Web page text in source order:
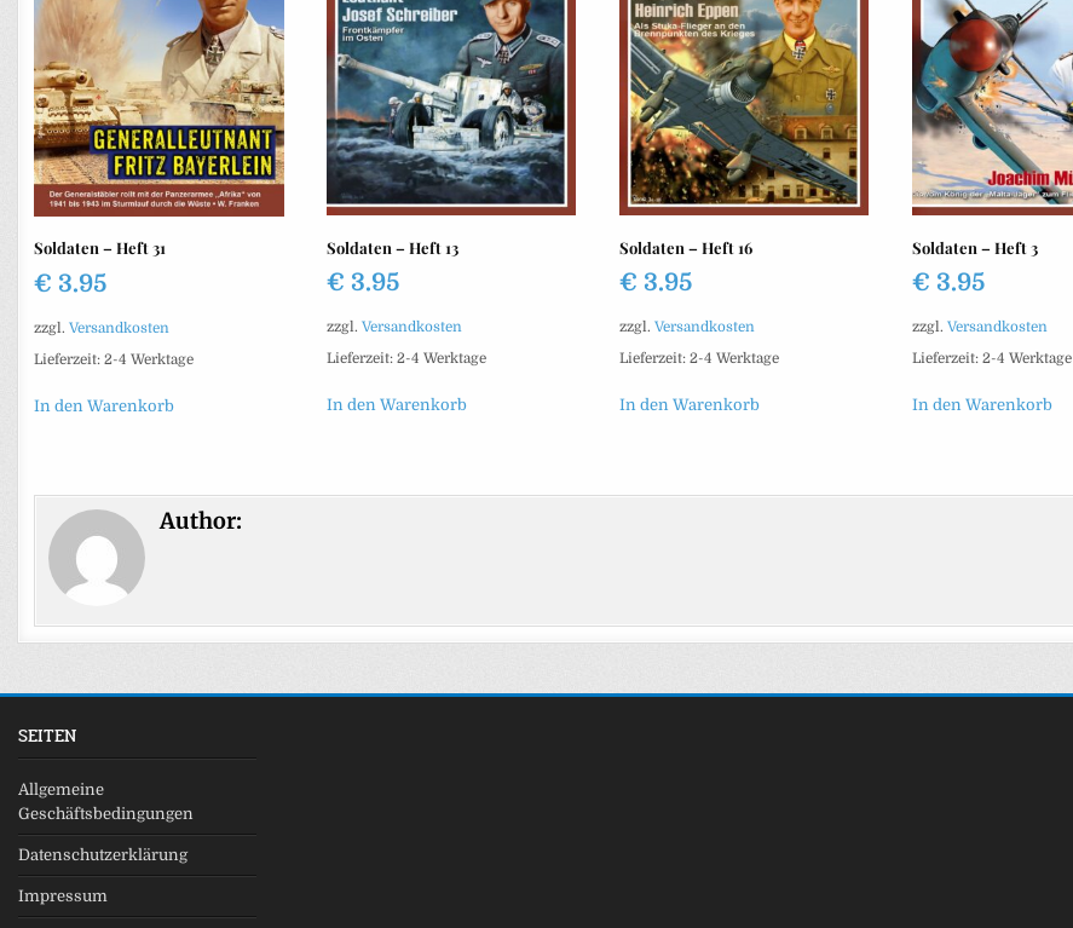
Soldaten – Heft 31
€ 3.95
zzgl.Versandkosten
Lieferzeit:2-4 Werktage
In den Warenkorb
Soldaten – Heft 13
€ 3.95
zzgl.Versandkosten
Lieferzeit:2-4 Werktage
In den Warenkorb
Soldaten – Heft 16
€ 3.95
zzgl. Versandkosten
Lieferzeit: 2-4 Werktage
In den Warenkorb
Soldaten – Heft 3
€ 3.95
zzgl. Versandkosten
Lieferzeit: 2-4 Werktage
In den Warenkorb
Author:
SEITEN
Allgemeine
Geschäftsbedingungen
Datenschutzerklärung
Impressum